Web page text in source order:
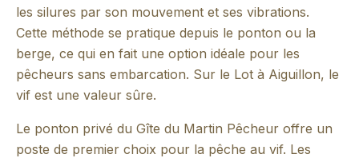
les silures par son mouvement et ses vibrations.
Cette méthode se pratique depuis le ponton ou la
berge, ce qui en fait une option idéale pour les
pêcheurs sans embarcation. Sur le Lot à Aiguillon, le
vif est une valeur sûre.
Le ponton privé du Gîte du Martin Pêcheur offre un
poste de premier choix pour la pêche au vif. Les